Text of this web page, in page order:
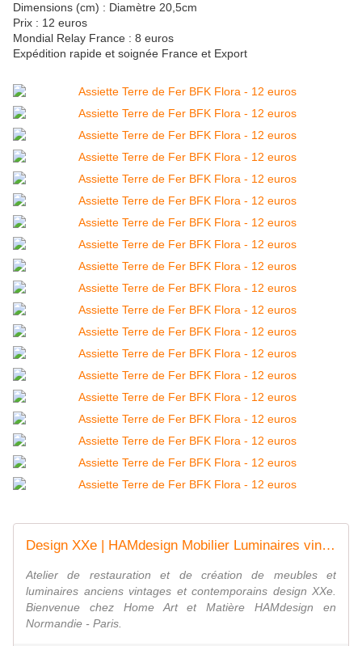
Dimensions (cm) : Diamètre 20,5cm
Prix : 12 euros
Mondial Relay France : 8 euros
Expédition rapide et soignée France et Export
Design XXe | HAMdesign Mobilier Luminaires vintages
Atelier de restauration et de création de meubles et
luminaires anciens vintages et contemporains design XXe.
Bienvenue chez Home Art et Matière HAMdesign en
Normandie - Paris.